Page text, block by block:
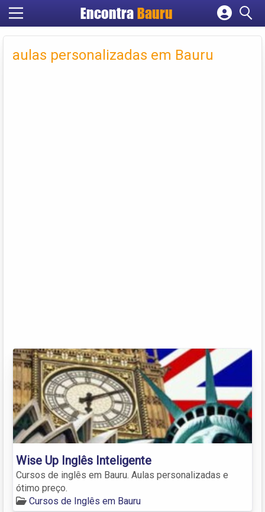
Encontra Bauru
Cadastrar empresa
Criar conta
aulas personalizadas em Bauru
Wise Up Inglês Inteligente
Cursos de inglês em Bauru. Aulas personalizadas e
ótimo preço.
Cursos de Inglês em Bauru